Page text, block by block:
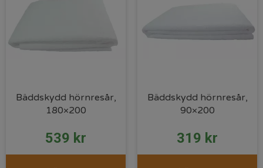
Bäddskydd hörnresår,
180×200
539 kr
Bäddskydd hörnresår,
90×200
319 kr